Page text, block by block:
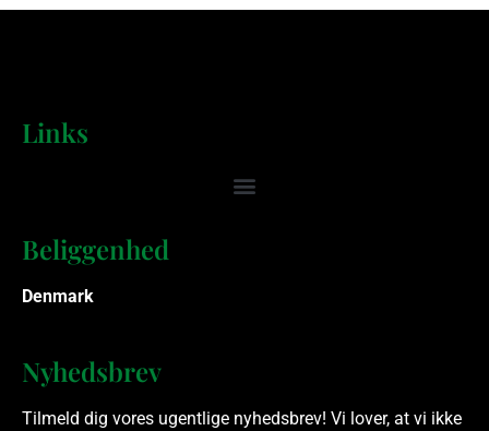
Links
Beliggenhed
Denmark
Nyhedsbrev
Tilmeld dig vores ugentlige nyhedsbrev! Vi lover, at vi ikke